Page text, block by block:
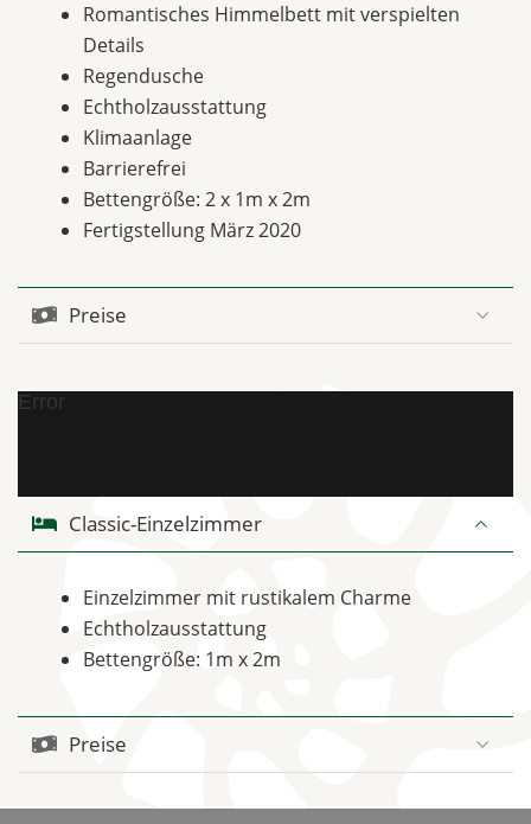
Romantisches Himmelbett mit verspielten
Details
Regendusche
Echtholzausstattung
Klimaanlage
Barrierefrei
Bettengröße: 2 x 1m x 2m
Fertigstellung März 2020
Preise
Error
Classic-Einzelzimmer
Einzelzimmer mit rustikalem Charme
Echtholzausstattung
Bettengröße: 1m x 2m
Preise